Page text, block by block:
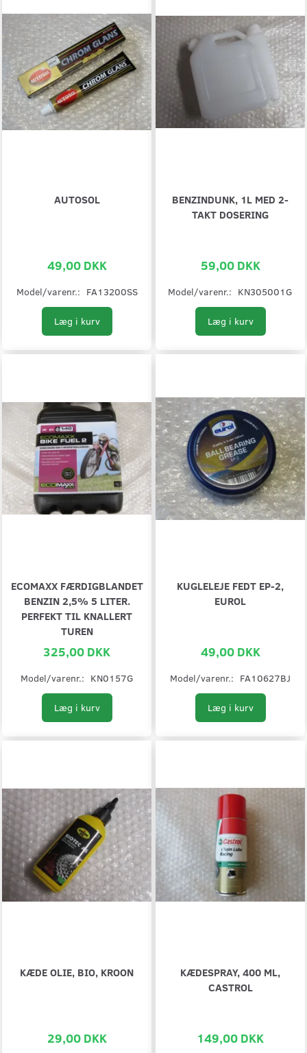
AUTOSOL
49,00 DKK
Model/varenr.: FA13200SS
Læg i kurv
BENZINDUNK, 1L MED 2-
TAKT DOSERING
59,00 DKK
Model/varenr.: KN305001G
Læg i kurv
ECOMAXX FÆRDIGBLANDET
BENZIN 2,5% 5 LITER.
PERFEKT TIL KNALLERT
TUREN
325,00 DKK
Model/varenr.: KN0157G
Læg i kurv
KUGLELEJE FEDT EP-2,
EUROL
49,00 DKK
Model/varenr.: FA10627BJ
Læg i kurv
KÆDE OLIE, BIO, KROON
29,00 DKK
KÆDESPRAY, 400 ML,
CASTROL
149,00 DKK